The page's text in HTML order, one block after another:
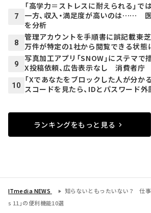
7
「高学力＝ストレスに耐えられる」
一方、収入・満足度が高いのは……
を分析
8
管理アカウントを手順書に誤記載――東
万件が特定の1社から閲覧できる状態
9
写真加工アプリ「SNOW」にステマ
X投稿依頼、広告表示なし 消費者庁
10
「Xであなたをブロックした人が分か
スコードを見たら、IDとパスワード外
ランキングをもっと見る
ITmedia NEWS
知らないともったいない？ 仕
s 11」の便利機能10選